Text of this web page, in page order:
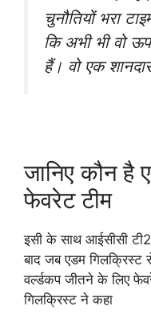
चुनौतियों भरा
कि अभी भी वो
हैं। वो एक
जानिए कौन है
फेवरेट टीम
इसी के साथ आईसीसी
बाद जब एडम गिलक्रिस्ट
वर्ल्डकप जीतने के लिए
गिलक्रिस्ट ने कहा